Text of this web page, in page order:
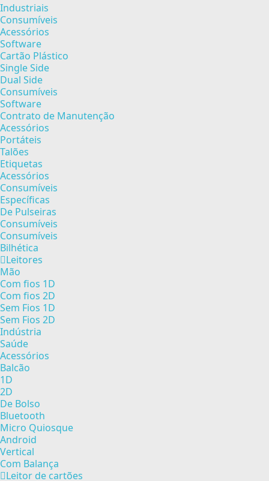
Industriais
Consumíveis
Acessórios
Software
Cartão Plástico
Single Side
Dual Side
Consumíveis
Software
Contrato de Manutenção
Acessórios
Portáteis
Talões
Etiquetas
Acessórios
Consumíveis
Específicas
De Pulseiras
Consumíveis
Consumíveis
Bilhética
Leitores
Mão
Com fios 1D
Com fios 2D
Sem Fios 1D
Sem Fios 2D
Indústria
Saúde
Acessórios
Balcão
1D
2D
De Bolso
Bluetooth
Micro Quiosque
Android
Vertical
Com Balança
Leitor de cartões